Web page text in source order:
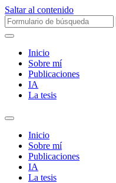
Saltar al contenido
Buscar:
Inicio
Sobre mí­
Publicaciones
IA
La tesis
Alternar
campo
búsqueda
Inicio
Sobre mí­
Publicaciones
IA
La tesis